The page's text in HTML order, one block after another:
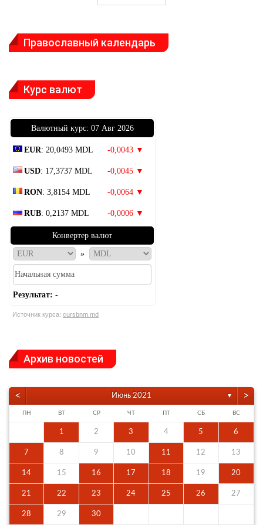
Православный календарь
Курс валют
Bалютный курс: 07 Авг 2026
EUR: 20,0493 MDL -0,0043 ▼
USD: 17,3737 MDL -0,0045 ▼
RON: 3,8154 MDL -0,0064 ▼
RUB: 0,2137 MDL -0,0006 ▼
Конвертер валют
»
Результат: -
Источник курса: cursbnm.md
Архив новостей
< Июнь 2021 ▼ >
ПН ВТ СР ЧТ ПТ СБ ВС
1 2 3 4 5 6
7 8 9 10 11 12 13
14 15 16 17 18 19 20
21 22 23 24 25 26 27
28 29 30